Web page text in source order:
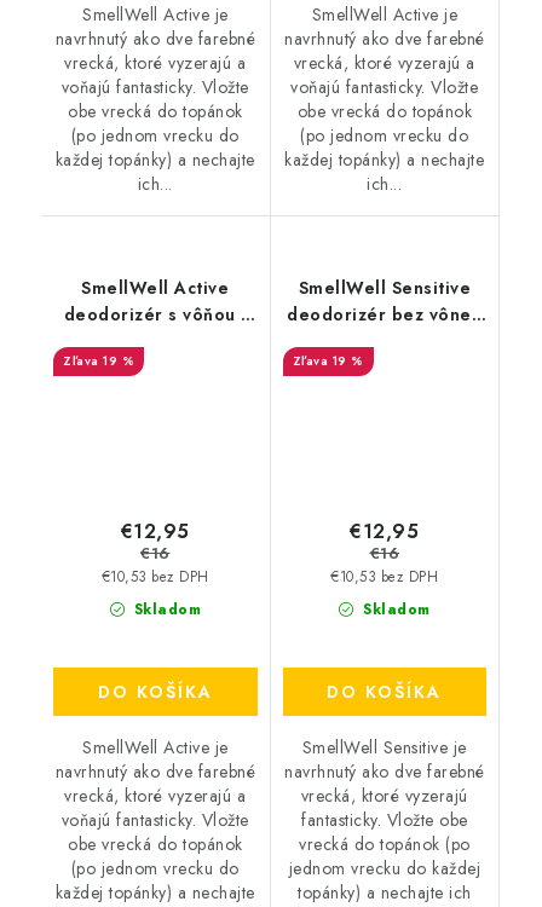
SmellWell Active je
navrhnutý ako dve farebné
vrecká, ktoré vyzerajú a
voňajú fantasticky. Vložte
obe vrecká do topánok
(po jednom vrecku do
každej topánky) a nechajte
ich...
SmellWell Active je
navrhnutý ako dve farebné
vrecká, ktoré vyzerajú a
voňajú fantasticky. Vložte
obe vrecká do topánok
(po jednom vrecku do
každej topánky) a nechajte
ich...
SmellWell Active
deodorizér s vôňou -
19 %
Skladom
€10,53 bez DPH
€12,95
€16
DO KOŠÍKA
SmellWell Active je
navrhnutý ako dve farebné
vrecká, ktoré vyzerajú a
voňajú fantasticky. Vložte
obe vrecká do topánok
(po jednom vrecku do
každej topánky) a nechajte
SmellWell Sensitive
deodorizér bez vône -
19 %
Skladom
€10,53 bez DPH
€12,95
€16
DO KOŠÍKA
SmellWell Sensitive je
navrhnutý ako dve farebné
vrecká, ktoré vyzerajú
fantasticky. Vložte obe
vrecká do topánok (po
jednom vrecku do každej
topánky) a nechajte ich